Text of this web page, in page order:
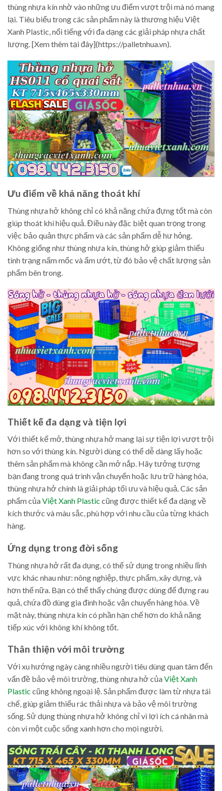
thùng nhựa kín nhờ vào những ưu điểm vượt trội mà nó mang
lại. Tiêu biểu trong các sản phẩm này là thương hiệu Việt
Xanh Plastic, nổi tiếng với đa dạng các giải pháp nhựa chất
lượng. [Xem thêm tại đây](https://palletnhua.vn).
Ưu điểm về khả năng thoát khí
Thùng nhựa hở không chỉ có khả năng chứa đựng tốt mà còn
giúp thoát khí hiệu quả. Điều này đặc biệt quan trọng trong
việc bảo quản thực phẩm và các sản phẩm dễ hư hỏng.
Không giống như thùng nhựa kín, thùng hở giúp giảm thiểu
tình trạng nấm mốc và ẩm ướt, từ đó bảo vệ chất lượng sản
phẩm bên trong.
Thiết kế đa dạng và tiện lợi
Với thiết kế mở, thùng nhựa hở mang lại sự tiện lợi vượt trội
hơn so với thùng kín. Người dùng có thể dễ dàng lấy hoặc
thêm sản phẩm mà không cần mở nắp. Hãy tưởng tượng
bạn đang trong quá trình vận chuyển hoặc lưu trữ hàng hóa,
thùng nhựa hở chính là giải pháp tối ưu và hiệu quả. Các sản
phẩm củaViệt Xanh Plastic cũng được thiết kế đa dạng về
kích thước và màu sắc, phù hợp với nhu cầu của từng khách
hàng.
Ứng dụng trong đời sống
Thùng nhựa hở rất đa dụng, có thể sử dụng trong nhiều lĩnh
vực khác nhau như: nông nghiệp, thực phẩm, xây dựng, và
hơn thế nữa. Bạn có thể thấy chúng được dùng để đựng rau
quả, chứa đồ dùng gia đình hoặc vận chuyển hàng hóa. Về
mặt này, thùng nhựa kín có phần hạn chế hơn do khả năng
tiếp xúc với không khí không tốt.
Thân thiện với môi trường
Với xu hướng ngày càng nhiều người tiêu dùng quan tâm đến
vấn đề bảo vệ môi trường, thùng nhựa hở củaViệt Xanh
Plastic cũng không ngoại lệ. Sản phẩm được làm từ nhựa tái
chế, giúp giảm thiểu rác thải nhựa và bảo vệ môi trường
sống. Sử dụng thùng nhựa hở không chỉ vì lợi ích cá nhân mà
còn vì một cuộc sống xanh hơn cho mọi người.